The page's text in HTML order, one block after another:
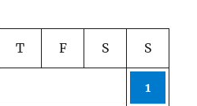
T F S S
1